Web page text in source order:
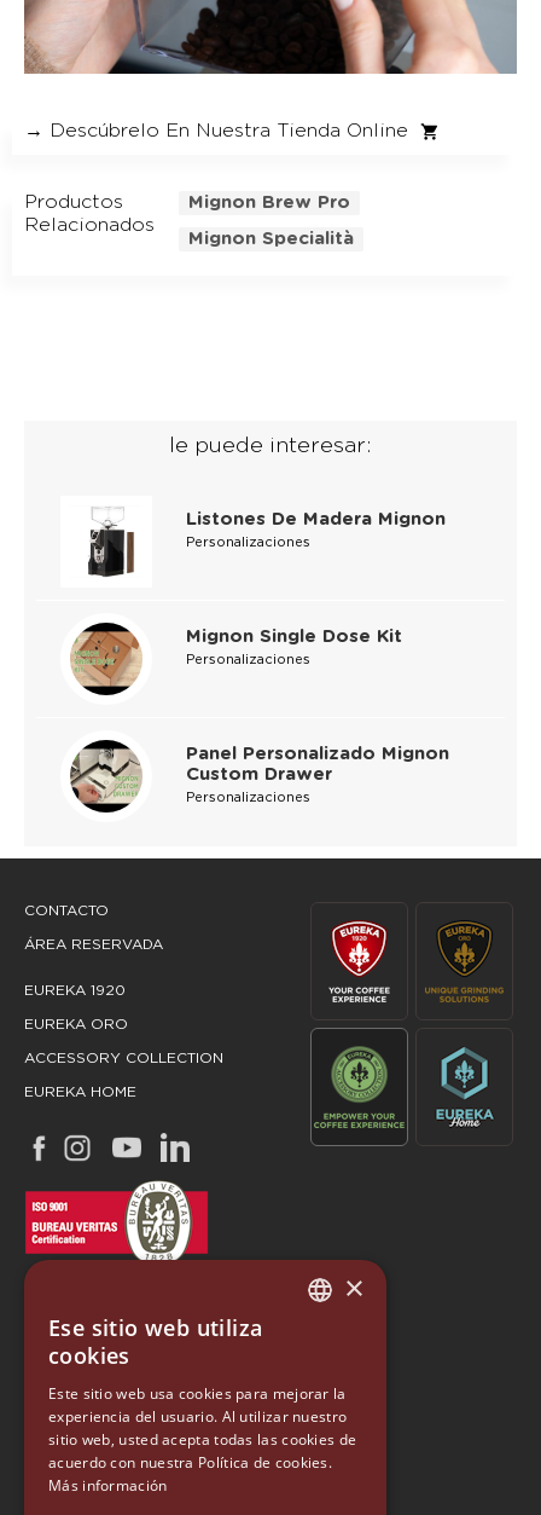
→ Descúbrelo En Nuestra Tienda Online
Productos
Relacionados
Mignon Brew Pro
Mignon Specialità
le puede interesar:
Listones De Madera Mignon
Personalizaciones
Mignon Single Dose Kit
Personalizaciones
Panel Personalizado Mignon
Custom Drawer
Personalizaciones
CONTACTO
ÁREA RESERVADA
EUREKA 1920
EUREKA ORO
ACCESSORY COLLECTION
EUREKA HOME
EUREKA
Conti Valerio S.r.l.
Via Luigi Longo 39/41
50019, Sesto Fiorentino (FI) - ITALY
GERMAN
SPANISH
×
Ese sitio web utiliza
cookies
Este sitio web usa cookies para mejorar la
experiencia del usuario. Al utilizar nuestro
sitio web, usted acepta todas las cookies de
acuerdo con nuestra Política de cookies.
Más información